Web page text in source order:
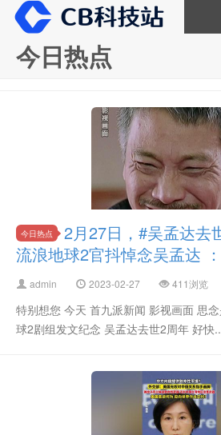
今日热点
今日热点
2月27日，#吴孟达去
流浪地球2官抖悼念吴孟达
admin 2023-02-27 411浏览
特别想您 今天 首九派新闻 影视画面 思
球2剧组发文纪念 吴孟达去世2周年 好快